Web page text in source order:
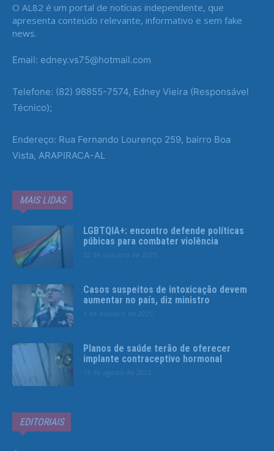
O AL82 é um portal de notícias independente, que
apresenta conteúdo relevante, informativo e sem fake
news.
Email: edney.vs75@hotmail.com
Telefone: (82) 98855-7574, Edney Vieira (Responsável
Técnico);
Endereço: Rua Fernando Lourenço 259, bairro Boa
Vista, ARAPIRACA-AL
MAIS LIDAS
LGBTQIA+: encontro defende políticas
púbicas para combater violência
22 de outubro de 2025
Casos suspeitos de intoxicação devem
aumentar no país, diz ministro
1 de outubro de 2025
Planos de saúde terão de oferecer
implante contraceptivo hormonal
13 de agosto de 2025
EDITORIAIS